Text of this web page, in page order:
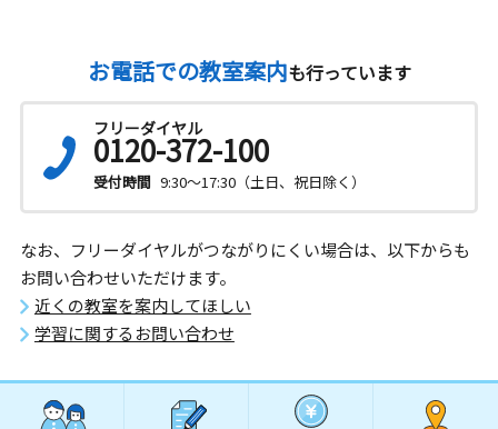
お電話での教室案内も行っています
フリーダイヤル
0120-372-100
受付時間 9:30～17:30（土日、祝日除く）
なお、フリーダイヤルがつながりにくい場合は、以下からも
お問い合わせいただけます。
近くの教室を案内してほしい
学習に関するお問い合わせ